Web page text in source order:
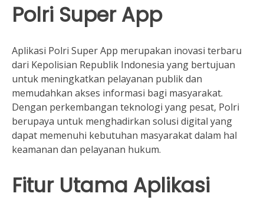
Polri Super App
Aplikasi Polri Super App merupakan inovasi terbaru
dari Kepolisian Republik Indonesia yang bertujuan
untuk meningkatkan pelayanan publik dan
memudahkan akses informasi bagi masyarakat.
Dengan perkembangan teknologi yang pesat, Polri
berupaya untuk menghadirkan solusi digital yang
dapat memenuhi kebutuhan masyarakat dalam hal
keamanan dan pelayanan hukum.
Fitur Utama Aplikasi